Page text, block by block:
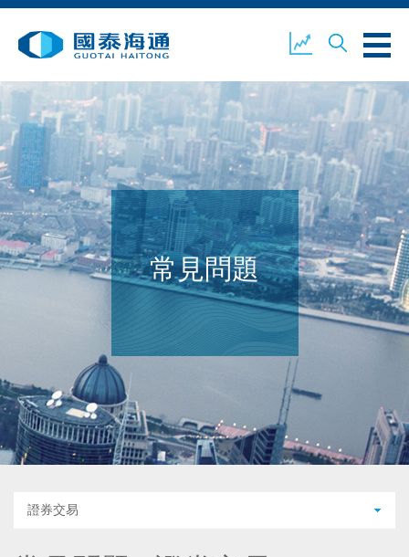
業務概覽 公司新聞
環境、社會及企業管治 國泰海通證券 聯絡我們
常見問題
證券交易